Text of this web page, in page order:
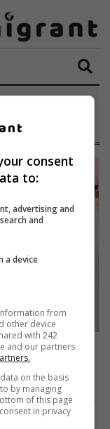
OAS
avionul
soției
în timpul
consent
to:
advertising and
and
a device
from
other device
with 242
and our partners
on the basis
by managing
of this page
in privacy